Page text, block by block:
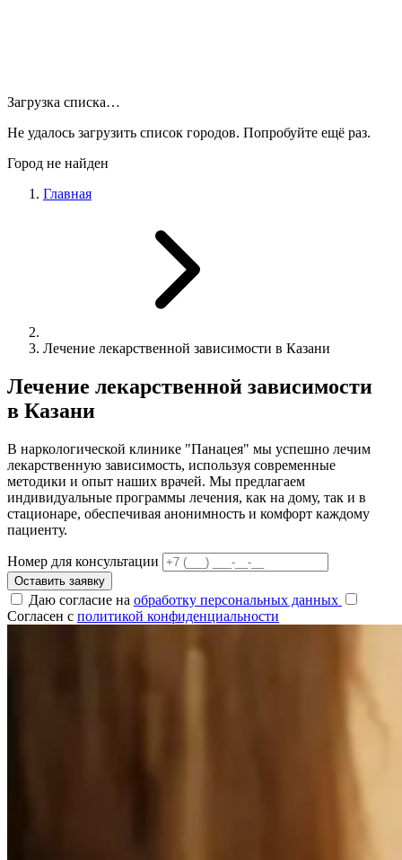
Загрузка списка…
Не удалось загрузить список городов. Попробуйте ещё раз.
Город не найден
Главная
Лечение лекарственной зависимости в Казани
Лечение лекарственной зависимости
в Казани
В наркологической клинике "Панацея" мы успешно лечим
лекарственную зависимость, используя современные
методики и опыт наших врачей. Мы предлагаем
индивидуальные программы лечения, как на дому, так и в
стационаре, обеспечивая анонимность и комфорт каждому
пациенту.
Номер для консультации
Оставить заявку
Даю согласие на обработку персональных данных
Согласен с политикой конфиденциальности